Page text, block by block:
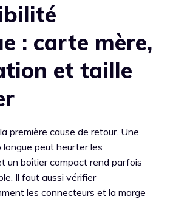
: carte mère,
et taille
première cause de retour. Une
peut heurter les
un boîtier compact rend parfois
Il faut aussi vérifier
les connecteurs et la marge